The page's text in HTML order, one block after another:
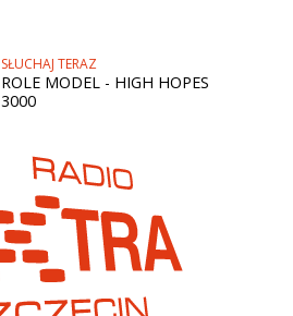
SŁUCHAJ TERAZ
ROLE MODEL - HIGH HOPES
3000